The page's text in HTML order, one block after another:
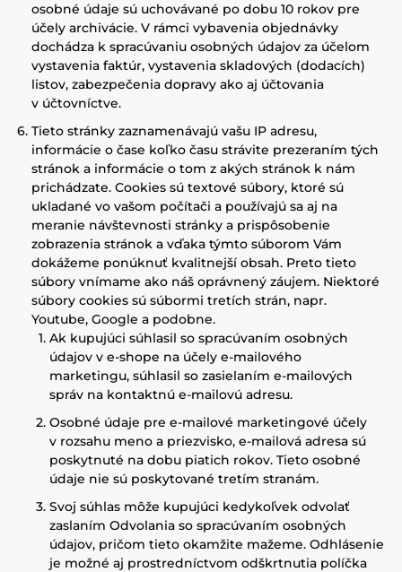
osobné údaje sú uchovávané po dobu 10 rokov pre
účely archivácie. V rámci vybavenia objednávky
dochádza k spracúvaniu osobných údajov za účelom
vystavenia faktúr, vystavenia skladových (dodacích)
listov, zabezpečenia dopravy ako aj účtovania
v účtovníctve.
Tieto stránky zaznamenávajú vašu IP adresu,
informácie o čase koľko času strávite prezeraním tých
stránok a informácie o tom z akých stránok k nám
prichádzate. Cookies sú textové súbory, ktoré sú
ukladané vo vašom počítači a používajú sa aj na
meranie návštevnosti stránky a prispôsobenie
zobrazenia stránok a vďaka týmto súborom Vám
dokážeme ponúknuť kvalitnejší obsah. Preto tieto
súbory vnímame ako náš oprávnený záujem. Niektoré
súbory cookies sú súbormi tretích strán, napr.
Youtube, Google a podobne.
Ak kupujúci súhlasil so spracúvaním osobných
údajov v e-shope na účely e-mailového
marketingu, súhlasil so zasielaním e-mailových
správ na kontaktnú e-mailovú adresu.
Osobné údaje pre e-mailové marketingové účely
v rozsahu meno a priezvisko, e-mailová adresa sú
poskytnuté na dobu piatich rokov. Tieto osobné
údaje nie sú poskytované tretím stranám.
Svoj súhlas môže kupujúci kedykoľvek odvolať
zaslaním Odvolania so spracúvaním osobných
údajov, pričom tieto okamžite mažeme. Odhlásenie
je možné aj prostredníctvom odškrtnutia políčka